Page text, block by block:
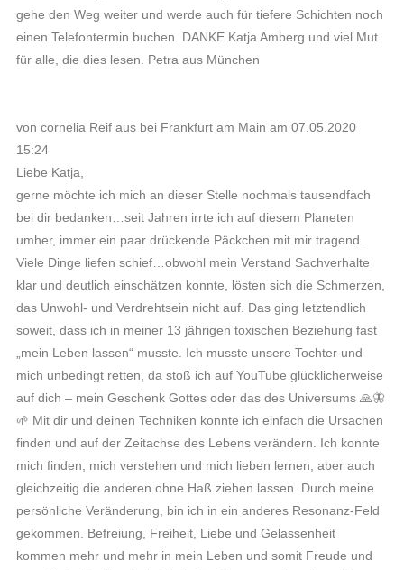
gehe den Weg weiter und werde auch für tiefere Schichten noch
einen Telefontermin buchen. DANKE Katja Amberg und viel Mut
für alle, die dies lesen. Petra aus München
von cornelia Reif aus bei Frankfurt am Main am 07.05.2020
15:24
Liebe Katja,
gerne möchte ich mich an dieser Stelle nochmals tausendfach
bei dir bedanken…seit Jahren irrte ich auf diesem Planeten
umher, immer ein paar drückende Päckchen mit mir tragend.
Viele Dinge liefen schief…obwohl mein Verstand Sachverhalte
klar und deutlich einschätzen konnte, lösten sich die Schmerzen,
das Unwohl- und Verdrehtsein nicht auf. Das ging letztendlich
soweit, dass ich in meiner 13 jährigen toxischen Beziehung fast
„mein Leben lassen“ musste. Ich musste unsere Tochter und
mich unbedingt retten, da stoß ich auf YouTube glücklicherweise
auf dich – mein Geschenk Gottes oder das des Universums 🙏🦋
🌱 Mit dir und deinen Techniken konnte ich einfach die Ursachen
finden und auf der Zeitachse des Lebens verändern. Ich konnte
mich finden, mich verstehen und mich lieben lernen, aber auch
gleichzeitig die anderen ohne Haß ziehen lassen. Durch meine
persönliche Veränderung, bin ich in ein anderes Resonanz-Feld
gekommen. Befreiung, Freiheit, Liebe und Gelassenheit
kommen mehr und mehr in mein Leben und somit Freude und